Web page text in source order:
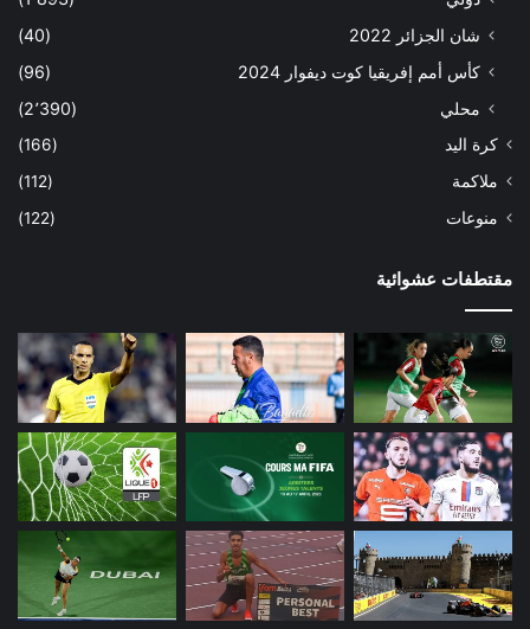
شان الجزائر 2022
(40)
كأس أمم إفريقيا كوت ديفوار 2024
(96)
محلي
(2٬390)
كرة اليد
(166)
ملاكمة
(112)
منوعات
(122)
مقتطفات عشوائية